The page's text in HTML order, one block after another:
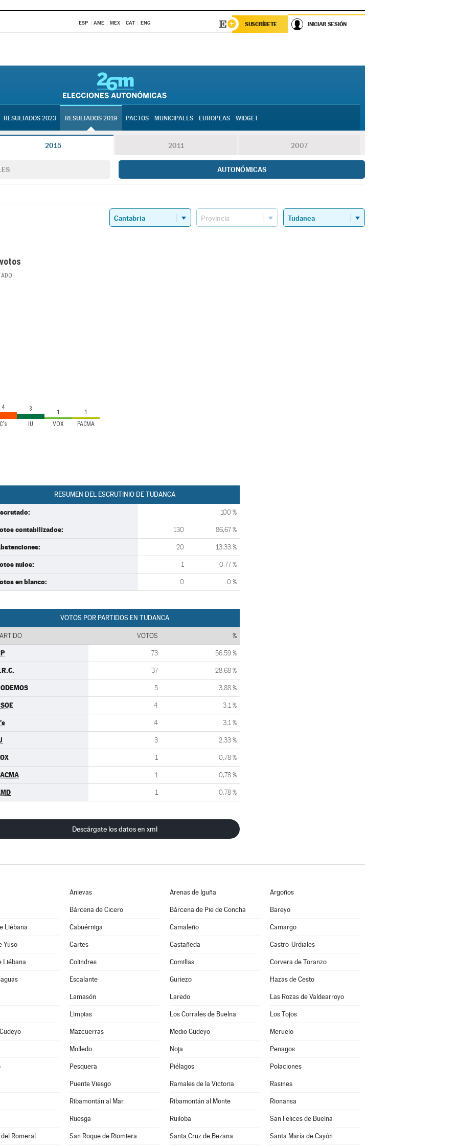
ESP AME MEX CAT ENG SUSCRÍBETE INICIAR SESIÓN
RESULTADOS 2023 RESULTADOS 2019 PACTOS MUNICIPALES EUROPEAS WIDGET
2015 2011 2007
AUTONÓMICAS
C's IU VOX PACMA
4 3 1 1
RESUMEN DEL ESCRUTINIO DE TUDANCA
100 %
contabilizados: 130 86,67 %
20 13,33 %
nulos: 1 0,77 %
en blanco: 0 0 %
VOTOS POR PARTIDOS EN TUDANCA
VOTOS %
73 56,59 %
37 28,68 %
5 3,88 %
4 3,1 %
4 3,1 %
3 2,33 %
1 0,78 %
1 0,78 %
1 0,78 %
Descárgate los datos en xml
Anievas Arenas de Iguña Argoños
Bárcena de Cicero Bárcena de Pie de Concha Bareyo
Liébana Cabuérniga Camaleño Camargo
Yuso Cartes Castañeda Castro-Urdiales
Liébana Colindres Comillas Corvera de Toranzo
Escalante Guriezo Hazas de Cesto
Lamasón Laredo Las Rozas de Valdearroyo
Limpias Los Corrales de Buelna Los Tojos
Mazcuerras Medio Cudeyo Meruelo
Molledo Noja Penagos
Pesquera Piélagos Polaciones
Puente Viesgo Ramales de la Victoria Rasines
Ribamontán al Mar Ribamontán al Monte Rionansa
Ruesga Ruiloba San Felices de Buelna
Romeral San Roque de Riomiera Santa Cruz de Bezana Santa María de Cayón